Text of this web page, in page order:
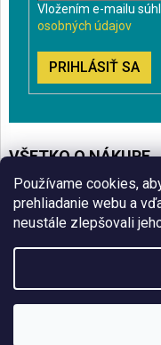
Používame cookies,
prehliadanie webu a
neustále zlepšovali
Vložením e-mailu
osobných údajov
PRIHLÁSIŤ SA
VŠETKO O NÁKUPE
BLOG
ČO VÁS ZAUJÍMA
Copyright 2026